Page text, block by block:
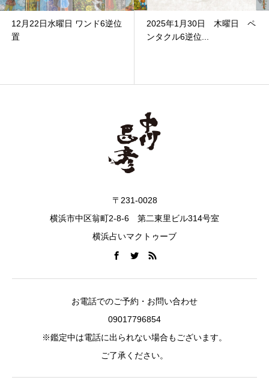
12月22日水曜日 ワンド6逆位
置
2025年1月30日 木曜日 ペ
ンタクル6逆位...
〒231-0028
横浜市中区翁町2-8-6 第二東里ビル314号室
横浜占いマクトゥーブ
お電話でのご予約・お問い合わせ
09017796854
※鑑定中は電話に出られない場合もございます。
ご了承ください。